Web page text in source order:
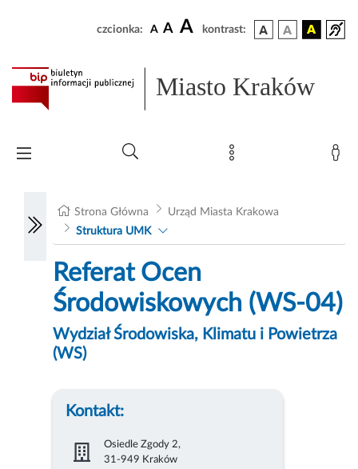
czcionka: A A A kontrast:
Miasto Kraków
Strona Główna
Urząd Miasta Krakowa
Struktura UMK
Referat Ocen
Środowiskowych (WS-04)
Wydział Środowiska, Klimatu i Powietrza
(WS)
Kontakt:
Osiedle Zgody 2,
31-949 Kraków